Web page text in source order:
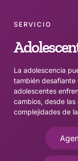
SERVICIO
La adolescencia
también desafiante
adolescentes
cambios, desde
complejidades de